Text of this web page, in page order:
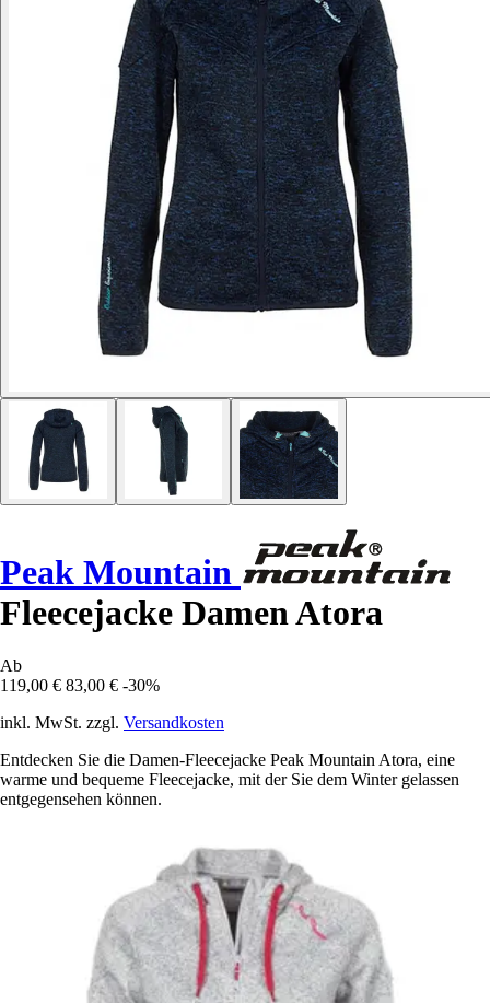
Peak Mountain
Fleecejacke Damen Atora
Ab
119,00 € 83,00 € -30%
inkl. MwSt. zzgl. Versandkosten
Entdecken Sie die Damen-Fleecejacke Peak Mountain Atora, eine
warme und bequeme Fleecejacke, mit der Sie dem Winter gelassen
entgegensehen können.